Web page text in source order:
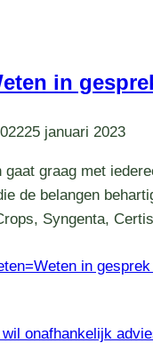
in
25 januari 2023
gaat graag met
de belangen
Syngenta,
in